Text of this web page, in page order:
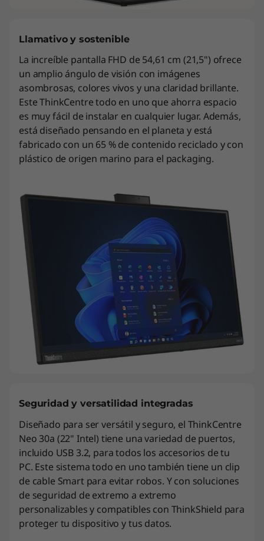
Llamativo y sostenible
La increíble pantalla FHD de 54,61 cm (21,5") ofrece
un amplio ángulo de visión con imágenes
asombrosas, colores vivos y una claridad brillante.
Este ThinkCentre todo en uno que ahorra espacio
es muy fácil de instalar en cualquier lugar. Además,
está diseñado pensando en el planeta y está
fabricado con un 65 % de contenido reciclado y con
plástico de origen marino para el packaging.
Seguridad y versatilidad integradas
Diseñado para ser versátil y seguro, el ThinkCentre
Neo 30a (22" Intel) tiene una variedad de puertos,
incluido USB 3.2, para todos los accesorios de tu
PC. Este sistema todo en uno también tiene un clip
de cable Smart para evitar robos. Y con soluciones
de seguridad de extremo a extremo
personalizables y compatibles con ThinkShield para
proteger tu dispositivo y tus datos.